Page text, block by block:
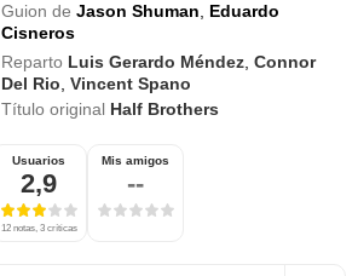
Guion de Jason Shuman
Eduardo
Cisneros
Reparto Luis Gerardo Méndez ,Connor
Del Rio ,Vincent Spano
Título original Half Brothers
Usuarios
2,9
12 notas, 3 críticas
Mis amigos
--